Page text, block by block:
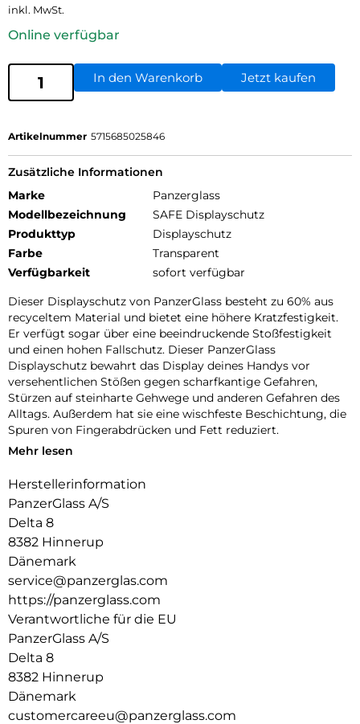
inkl. MwSt.
Online verfügbar
In den Warenkorb Jetzt kaufen
Artikelnummer 5715685025846
Zusätzliche Informationen
Marke
Panzerglass
Modellbezeichnung
SAFE Displayschutz
Produkttyp
Displayschutz
Farbe
Transparent
Verfügbarkeit
sofort verfügbar
Dieser Displayschutz von PanzerGlass besteht zu 60% aus
recyceltem Material und bietet eine höhere Kratzfestigkeit.
Er verfügt sogar über eine beeindruckende Stoßfestigkeit
und einen hohen Fallschutz. Dieser PanzerGlass
Displayschutz bewahrt das Display deines Handys vor
versehentlichen Stößen gegen scharfkantige Gefahren,
Stürzen auf steinharte Gehwege und anderen Gefahren des
Alltags. Außerdem hat sie eine wischfeste Beschichtung, die
Spuren von Fingerabdrücken und Fett reduziert.
Und um es noch einfacher zu machen, haben wir eine
schnellen Zugriff auf unser Online-Anleitungsvideo
beigefügt. Und denk dran: Sobald der Displayschutz
angebracht ist, musst du nie wieder befürchten, dass dein
Display auf den Boden fällt.
Der Displayschutz ist Ultra-Wide Fit, das bedeutet, dass er
die Vorderseite deines Handys abdeckt und eine vollständige
und kristallklare Sicht auf dein Display bietet, während an
den Rändern noch etwas Platz für eine PanzerGlass-Hülle
100 % Berührungsempfindlichkeit = Fühlt sich dank 100%
Berührungsempfindlichkeit wie das Original-Display an.
Gold-Stärke = Goldstärke: Starker Displayschutz, der Dein
Gerät vor den Schäden alltäglicher Missgeschicke bewahrt.
Mehr lesen
Herstellerinformation
PanzerGlass A/S
Delta 8
8382 Hinnerup
Dänemark
service@panzerglas.com
https://panzerglass.com
Verantwortliche für die EU
PanzerGlass A/S
Delta 8
8382 Hinnerup
Dänemark
customercareeu@panzerglass.com